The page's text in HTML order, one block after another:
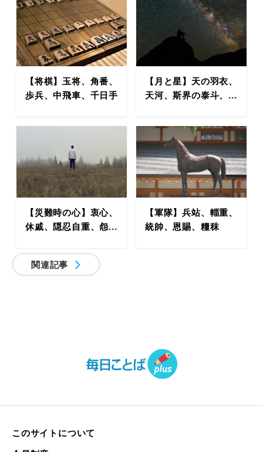
【将棋】玉将、角番、
歩兵、中飛車、千日手
【月と星】天の羽衣、
天河、斯界の泰斗、...
【災難時の心】衷心、
休戚、隠忍自重、怨...
【軍隊】兵站、輜重、
統帥、恩賜、糧秣
関連記事
このサイトについて